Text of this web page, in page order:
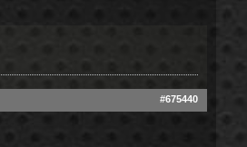
#675440